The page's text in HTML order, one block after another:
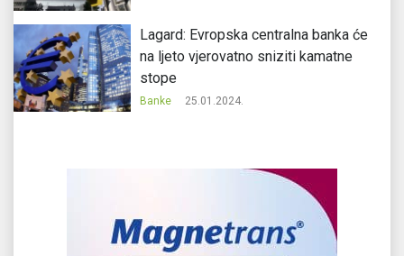
Lagard: Evropska centralna banka će
na ljeto vjerovatno sniziti kamatne
stope
Banke 25.01.2024.